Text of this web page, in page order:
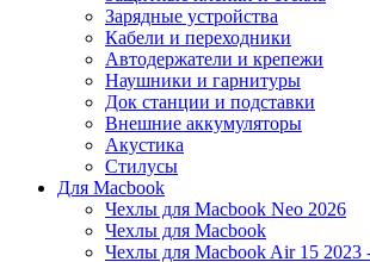
Зарядные устройства
Кабели и переходники
Автодержатели и крепежи
Наушники и гарнитуры
Док станции и подставки
Внешние аккумуляторы
Акустика
Стилусы
Для Macbook
Чехлы для Macbook Neo 2026
Чехлы для Macbook
Чехлы для Macbook Air 15 2023